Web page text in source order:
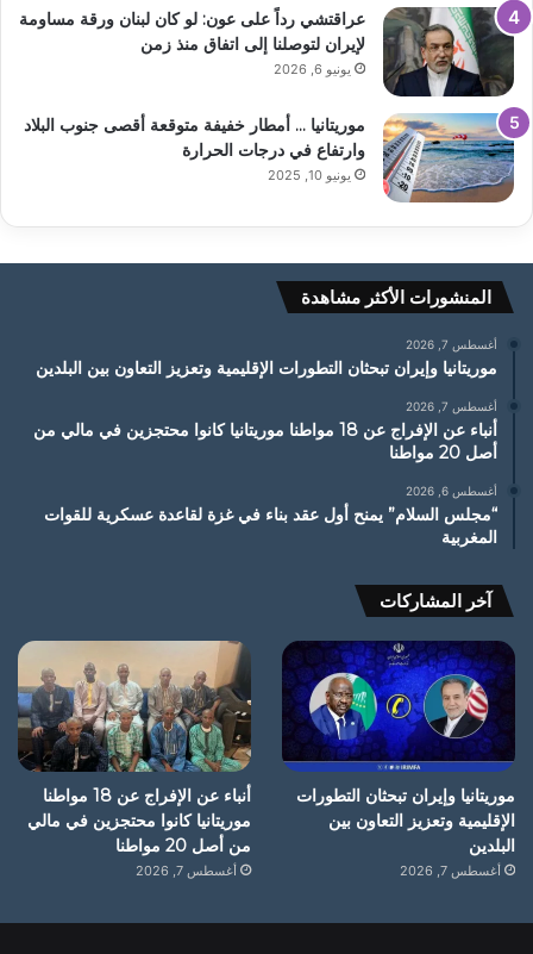
عراقتشي رداً على عون: لو كان لبنان ورقة مساومة
لإيران لتوصلنا إلى اتفاق منذ زمن
يونيو 6, 2026
موريتانيا … أمطار خفيفة متوقعة أقصى جنوب البلاد
وارتفاع في درجات الحرارة
يونيو 10, 2025
المنشورات الأكثر مشاهدة
أغسطس 7, 2026
موريتانيا وإيران تبحثان التطورات الإقليمية وتعزيز التعاون بين البلدين
أغسطس 7, 2026
أنباء عن الإفراج عن 18 مواطنا موريتانيا كانوا محتجزين في مالي من
أصل 20 مواطنا
أغسطس 6, 2026
“مجلس السلام” يمنح أول عقد بناء في غزة لقاعدة عسكرية للقوات
المغربية
آخر المشاركات
موريتانيا وإيران تبحثان التطورات
الإقليمية وتعزيز التعاون بين
البلدين
أغسطس 7, 2026
أنباء عن الإفراج عن 18 مواطنا
موريتانيا كانوا محتجزين في مالي
من أصل 20 مواطنا
أغسطس 7, 2026